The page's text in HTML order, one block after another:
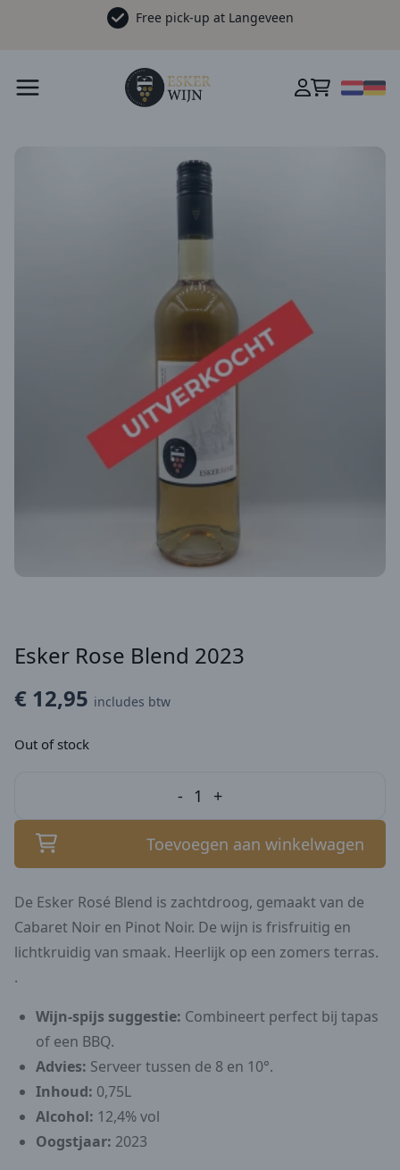
Free pick-up at Langeveen
Esker Rose Blend 2023
€ 12,95 includes btw
Out of stock
- 1 +
Toevoegen aan winkelwagen
De Esker Rosé Blend is zachtdroog, gemaakt van de
Cabaret Noir en Pinot Noir. De wijn is frisfruitig en
lichtkruidig van smaak. Heerlijk op een zomers terras.
.
Wijn-spijs suggestie: Combineert perfect bij tapas
of een BBQ.
Advies: Serveer tussen de 8 en 10°.
Inhoud: 0,75L
Alcohol: 12,4% vol
Oogstjaar: 2023